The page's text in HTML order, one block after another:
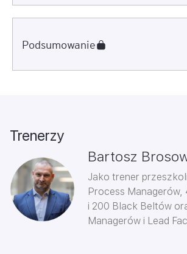
Podsumowanie
Trenerzy
Bartosz
Jako trener
Process
i 200 Black Beltów
Managerów i Lead